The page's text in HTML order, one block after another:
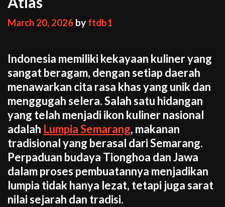
March 20, 2026 by ftdb1
Indonesia memiliki kekayaan kuliner yang
sangat beragam, dengan setiap daerah
menawarkan cita rasa khas yang unik dan
menggugah selera. Salah satu hidangan
yang telah menjadi ikon kuliner nasional
adalah Lumpia Semarang, makanan
tradisional yang berasal dari Semarang.
Perpaduan budaya Tionghoa dan Jawa
dalam proses pembuatannya menjadikan
lumpia tidak hanya lezat, tetapi juga sarat
nilai sejarah dan tradisi.